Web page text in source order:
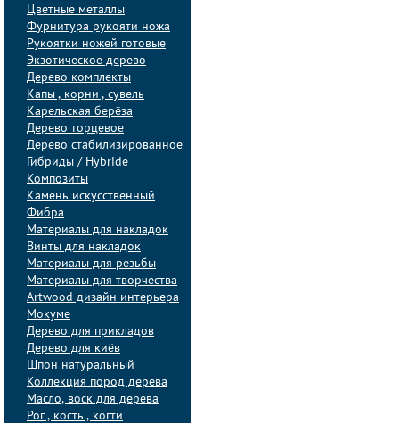
Цветные металлы
Фурнитура рукояти ножа
Рукоятки ножей готовые
Экзотическое дерево
Дерево комплекты
Капы , корни , сувель
Карельская берёза
Дерево торцевое
Дерево стабилизированное
Гибриды / Hybride
Композиты
Камень искусственный
Фибра
Материалы для накладок
Винты для накладок
Материалы для резьбы
Материалы для творчества
Artwood дизайн интерьера
Мокуме
Дерево для прикладов
Дерево для киёв
Шпон натуральный
Коллекция пород дерева
Масло, воск для дерева
Рог , кость , когти